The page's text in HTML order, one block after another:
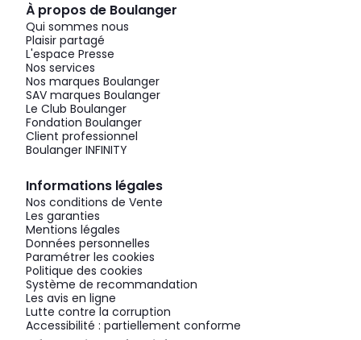
À propos de Boulanger
Qui sommes nous
Plaisir partagé
L'espace Presse
Nos services
Nos marques Boulanger
SAV marques Boulanger
Le Club Boulanger
Fondation Boulanger
Client professionnel
Boulanger INFINITY
Informations légales
Nos conditions de Vente
Les garanties
Mentions légales
Données personnelles
Paramétrer les cookies
Politique des cookies
Système de recommandation
Les avis en ligne
Lutte contre la corruption
Accessibilité : partiellement conforme